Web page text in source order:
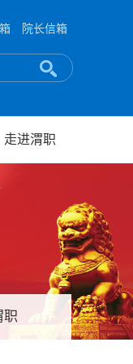
院长信箱
走进渭职
职